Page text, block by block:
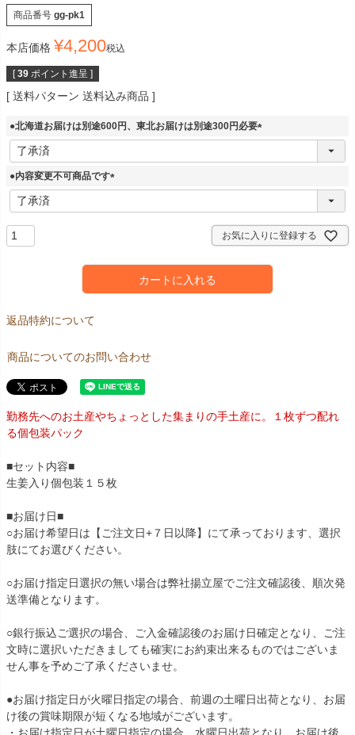
商品番号 gg-pk1
本店価格 ¥4,200税込
[ 39 ポイント進呈 ]
送料パターン 送料込み商品
●北海道お届けは別途600円、東北お届けは別途300円必要
(
●内容変更不可商品です
(
お気に入りに登録する
カートに入れる
返品特約について
商品についてのお問い合わせ
勤務先へのお土産やちょっとした集まりの手土産に。１枚ずつ配れ
る個包装パック
■セット内容■
生姜入り個包装１５枚
■お届け日■
○お届け希望日は【ご注文日+７日以降】にて承っております、選択
肢にてお選びください。
○お届け指定日選択の無い場合は弊社揚立屋でご注文確認後、順次発
送準備となります。
○銀行振込ご選択の場合、ご入金確認後のお届け日確定となり、ご注
文時に選択いただきましても確実にお約束出来るものではございま
せん事を予めご了承くださいませ。
●お届け指定日が火曜日指定の場合、前週の土曜日出荷となり、お届
け後の賞味期限が短くなる地域がございます。
・お届け指定日が土曜日指定の場合、水曜日出荷となり、お届け後